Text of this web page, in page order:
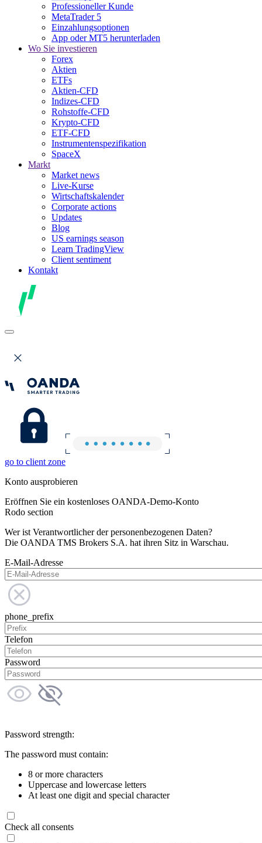
Professioneller Kunde
MetaTrader 5
Einzahlungsoptionen
App oder MT5 herunterladen
Wo Sie investieren
Forex
Aktien
ETFs
Aktien-CFD
Indizes-CFD
Rohstoffe-CFD
Krypto-CFD
ETF-CFD
Instrumentenspezifikation
SpaceX
Markt
Market news
Live-Kurse
Wirtschaftskalender
Corporate actions
Updates
Blog
US earnings season
Learn TradingView
Client sentiment
Kontakt
go to client zone
Konto ausprobieren
Eröffnen Sie ein kostenloses OANDA-Demo-Konto
Rodo section
Wer ist Verantwortlicher der personenbezogenen Daten?
Die OANDA TMS Brokers S.A. hat ihren Sitz in Warschau.
E-Mail-Adresse
phone_prefix
Telefon
Password
Password strength:
The password must contain:
8 or more characters
Uppercase and lowercase letters
At least one digit and special character
Check all consents